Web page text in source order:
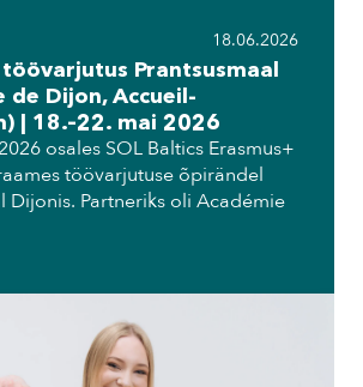
18.06.2026
töövarjutus Prantsusmaal
de Dijon, Accueil-
| 18.–22. mai 2026
osales SOL Baltics Erasmus+
töövarjutuse õpirändel
Dijonis. Partneriks oli Académie